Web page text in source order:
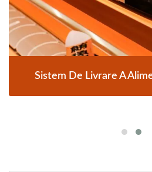
Sistem De Livrare A